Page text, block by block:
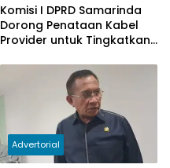
Komisi I DPRD Samarinda
Dorong Penataan Kabel
Provider untuk Tingkatkan
Advertorial